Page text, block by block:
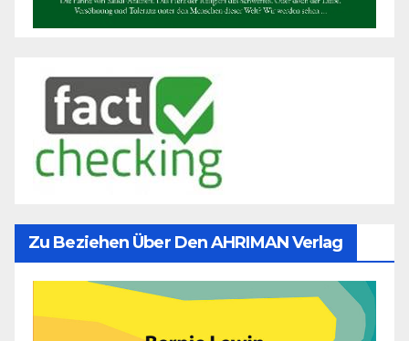
Zu Beziehen Über Den AHRIMAN Verlag